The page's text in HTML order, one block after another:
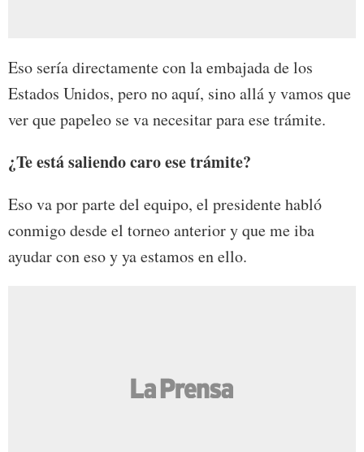
Eso sería directamente con la embajada de los
Estados Unidos, pero no aquí, sino allá y vamos que
ver que papeleo se va necesitar para ese trámite.
¿Te está saliendo caro ese trámite?
Eso va por parte del equipo, el presidente habló
conmigo desde el torneo anterior y que me iba
ayudar con eso y ya estamos en ello.